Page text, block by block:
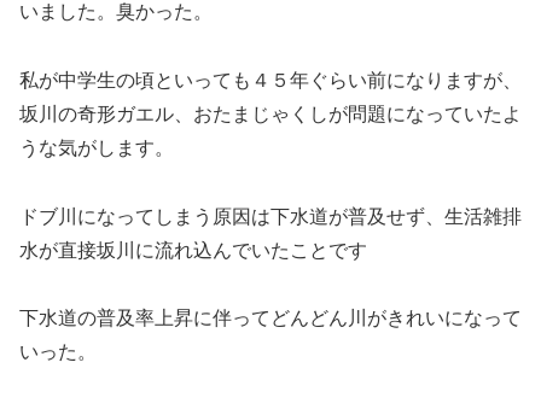
いました。臭かった。
私が中学生の頃といっても４５年ぐらい前になりますが、
坂川の奇形ガエル、おたまじゃくしが問題になっていたよ
うな気がします。
ドブ川になってしまう原因は下水道が普及せず、生活雑排
水が直接坂川に流れ込んでいたことです
下水道の普及率上昇に伴ってどんどん川がきれいになって
いった。